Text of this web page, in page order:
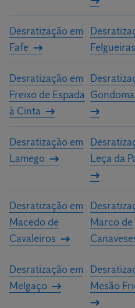
Desratização em
Fafe
Felgueiras
Desratização em
Freixo de Espada
à Cinta
Desratização em
Lamego
Leça da
Desratização em
Macedo de
Cavaleiros
Marco de
Desratização em
Melgaço
Mesão